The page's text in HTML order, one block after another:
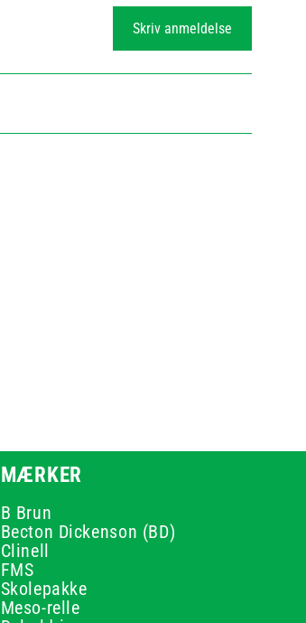
Skriv anmeldelse
MÆRKER
B Brun
Becton Dickenson (BD)
Clinell
FMS
Skolepakke
Meso-relle